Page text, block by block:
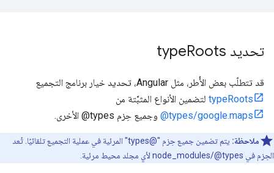
تحديد type Roots
قد تتطلّب بعض الأُطر، مثل Angular، تحديد خيار برنامج التجميع
typeRoots لتضمين الأنواع المثبَّتة من
‎@types/google.maps وجميع حِزم ‎@types الأخرى.
ملاحظة:
يتم تضمين جميع حِزم "@types" المرئية في عملية التجميع تلقائيًا. تُعد
الحِزم في node_modules/@types لأي مجلد محيط مرئية.